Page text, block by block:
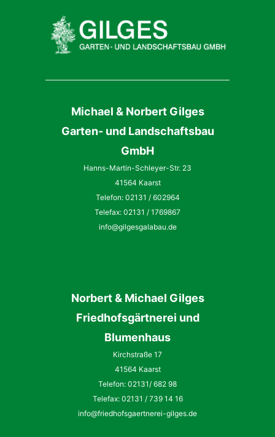
Michael & Norbert Gilges
Garten- und Landschaftsbau
GmbH
Hanns-Martin-Schleyer-Str. 23
41564 Kaarst
Telefon: 02131 / 602964
Telefax: 02131 / 1769867
info@gilgesgalabau.de
Norbert& Michael Gilges
Friedhofsgärtnerei und
Blumenhaus
Kirchstraße 17
41564 Kaarst
Telefon: 02131/ 682 98
Telefax: 02131 / 739 14 16
info@friedhofsgaertnerei-gilges.de